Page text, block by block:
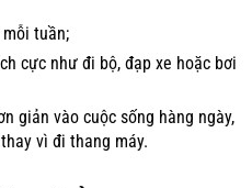
tuần;
cực như đi bộ, đạp xe hoặc bơi
giản vào cuộc sống hàng ngày,
vì đi thang máy.